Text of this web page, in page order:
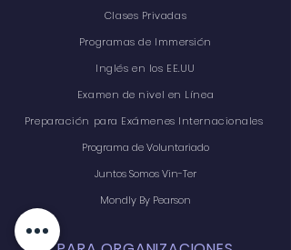
Clases Privadas
Programas de Immersión
Inglés en los EE.UU
Examen de nivel en Línea
Preparación para Exámenes Internacionales
Programa de Voluntariado
Juntos Somos Vin-Ter
Mondly By Pearson